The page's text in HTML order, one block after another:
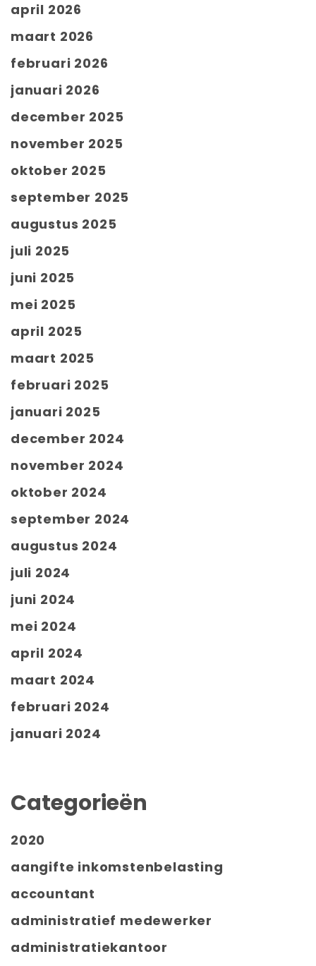
april 2026
maart 2026
februari 2026
januari 2026
december 2025
november 2025
oktober 2025
september 2025
augustus 2025
juli 2025
juni 2025
mei 2025
april 2025
maart 2025
februari 2025
januari 2025
december 2024
november 2024
oktober 2024
september 2024
augustus 2024
juli 2024
juni 2024
mei 2024
april 2024
maart 2024
februari 2024
januari 2024
Categorieën
2020
aangifte inkomstenbelasting
accountant
administratief medewerker
administratiekantoor